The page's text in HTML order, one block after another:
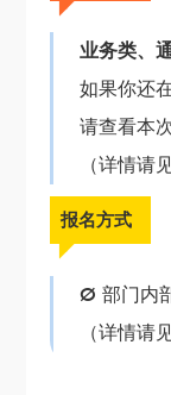
业务类、
如果你还
请查看本
（详情请
报名方式
Ø 部门内
（详情请